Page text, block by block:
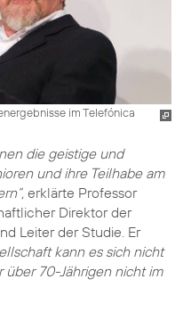
im Telefónica
die geistige und
und ihre Teilhabe am
erklärte Professor
Direktor der
Leiter der Studie. Er
kann es sich nicht
über 70-Jährigen nicht im